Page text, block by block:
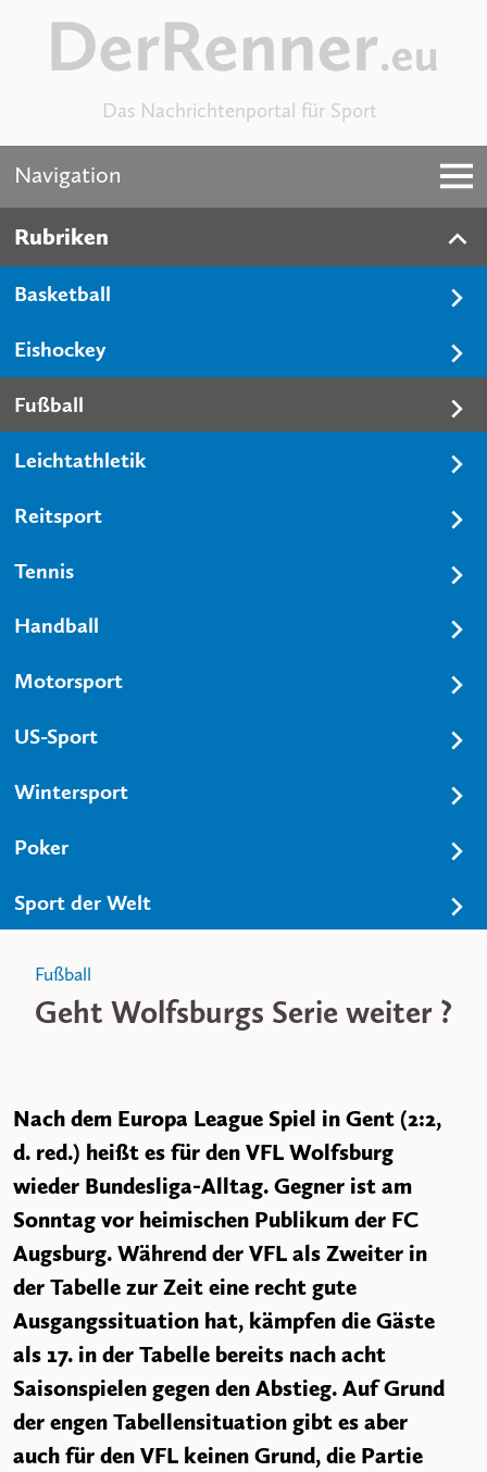
Das Nachrichtenportal für Sport
Navigation
Rubriken
Basketball
Eishockey
Fußball
Leichtathletik
Reitsport
Tennis
Handball
Motorsport
US-Sport
Wintersport
Poker
Sport der Welt
Fußball
Geht Wolfsburgs Serie weiter ?
Nach dem Europa League Spiel in Gent (2:2,
d. red.) heißt es für den VFL Wolfsburg
wieder Bundesliga-Alltag. Gegner ist am
Sonntag vor heimischen Publikum der FC
Augsburg. Während der VFL als Zweiter in
der Tabelle zur Zeit eine recht gute
Ausgangssituation hat, kämpfen die Gäste
als 17. in der Tabelle bereits nach acht
Saisonspielen gegen den Abstieg. Auf Grund
der engen Tabellensituation gibt es aber
auch für den VFL keinen Grund, die Partie